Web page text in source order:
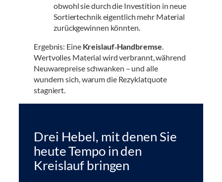
obwohl sie durch die Investition in neue
Sortiertechnik eigentlich mehr Material
zurückgewinnen könnten.
Ergebnis: Eine Kreislauf‐Handbremse.
Wertvolles Material wird verbrannt, während
Neuwarepreise schwanken – und alle
wundern sich, warum die Rezyklatquote
stagniert.
Drei Hebel, mit denen Sie
heute Tempo in den
Kreislauf bringen